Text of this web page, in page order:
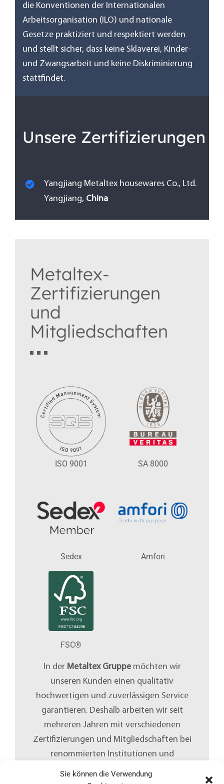
Sie können die Verwendung
die Konventionen der Internationalen
Arbeitsorganisation (ILO) und nationale
Gesetze praktiziert und respektiert werden
und stellt sicher, dass keine Sklaverei, Kinder-
und Zwangsarbeit und keine Diskriminierung
stattfindet.
Unsere Zertifizierungen
Yangjiang Metaltex housewares Co., Ltd.
Yangjiang, China
Metaltex-
Zertifizierungen
und
Mitgliedschaften
ISO 9001 SA 8000
FSC®
Sedex Amfori
In der Metaltex Gruppemöchten wir
unseren Kunden einen qualitativ
hochwertigen und zuverlässigen Service
garantieren. Deshalb arbeiten wir seit
mehreren Jahren mit verschiedenen
Zertifizierungen und Mitgliedschaften bei
renommierten Institutionen und
Organisationen.